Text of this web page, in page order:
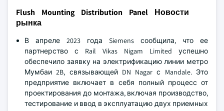
Flush Mounting Distribution Panel Новости
рынка
В апреле 2023 года Siemens сообщила, что ее
партнерство с Rail Vikas Nigam Limited успешно
обеспечило заявку на электрификацию линии метро
Мумбаи 2B, связывающей DN Nagar с Mandale. Это
предприятие включает в себя полный процесс от
проектирования до монтажа, включая производство,
тестирование и ввод в эксплуатацию двух приемных